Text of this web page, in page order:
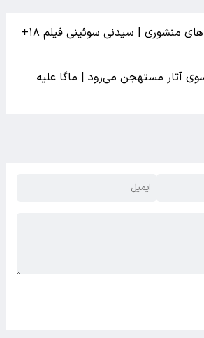
آب سرد روی حاشیه‌های منشوری | سیدنی سوئینی فیلم ۱۸+
آثار مستهجن می‌رود | ماگا علیه